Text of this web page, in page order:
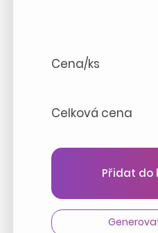
Cena/ks
Celková cena
Přidat do